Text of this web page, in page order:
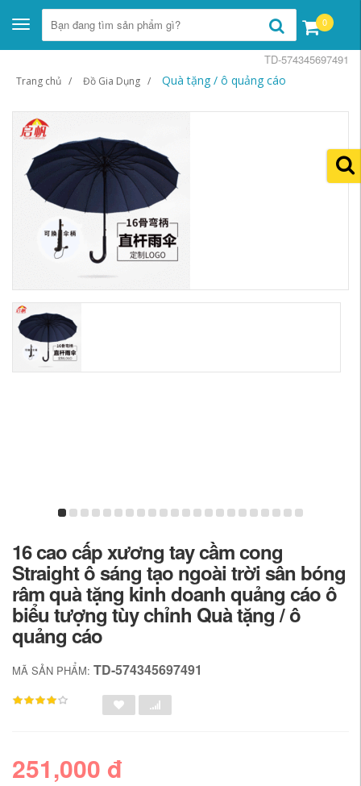
Toggle
navigation
0
Trang chủ Đồ Gia Dụng Quà tặng / ô quảng cáo
TD-574345697491
16 cao cấp xương tay cầm cong
Straight ô sáng tạo ngoài trời sân bóng
râm quà tặng kinh doanh quảng cáo ô
biểu tượng tùy chỉnh Quà tặng / ô
quảng cáo
MÃ SẢN PHẨM: TD-574345697491
251,000 đ